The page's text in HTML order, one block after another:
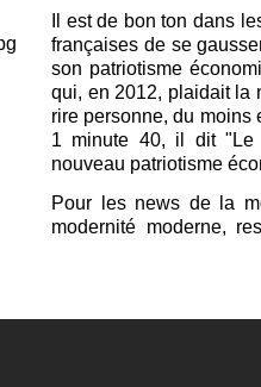
Il est de bon ton dans
françaises de se
son patriotisme
qui, en 2012, plaidait la
rire personne, du moins
1 minute 40, il dit "Le
nouveau patriotisme
Pour les news de la
modernité moderne,